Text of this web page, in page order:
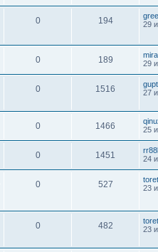
0 194
29
0 189
29
0 1516
27
0 1466
25
0 1451
24
0 527
23
0 482
23